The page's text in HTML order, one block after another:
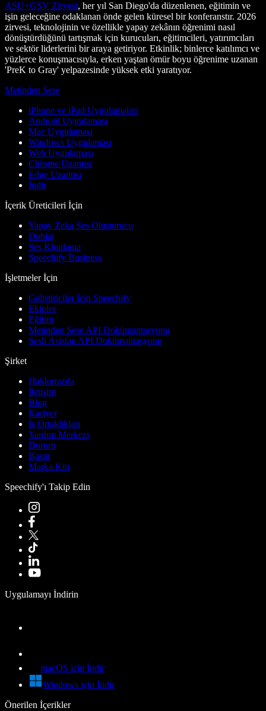
ASU+GSV Zirvesi, her yıl San Diego'da düzenlenen, eğitimin ve
işin geleceğine odaklanan önde gelen küresel bir konferanstır. 2026
zirvesi, teknolojinin ve özellikle yapay zekânın öğrenimi nasıl
dönüştürdüğünü tartışmak için kurucuları, eğitimcileri, yatırımcıları
ve sektör liderlerini bir araya getiriyor. Etkinlik; binlerce katılımcı ve
yüzlerce konuşmacısıyla, erken yaştan ömür boyu öğrenime uzanan
'PreK to Gray' yelpazesinde yüksek etki yaratıyor.
Metinden Sese
iPhone ve iPad Uygulamaları
Android Uygulaması
Mac Uygulaması
Windows Uygulaması
Web Uygulaması
Chrome Uzantısı
Edge Uzantısı
İndir
İçerik Üreticileri İçin
Yapay Zeka Ses Oluşturucu
Dublaj
Ses Klonlama
Speechify Business
İşletmeler İçin
Geliştiriciler İçin Speechify
Ekipler
Eğitim
Metinden Sese API Dokümantasyonu
Sesli Asistan API Dokümantasyonu
Şirket
Hakkımızda
İletişim
Blog
Kariyer
İş Ortaklıkları
Yardım Merkezi
Durum
Basın
Marka Kiti
Speechify'ı Takip Edin
Uygulamayı İndirin
macOS için İndir
Windows için İndir
Önerilen İçerikler